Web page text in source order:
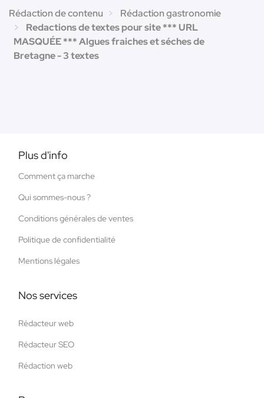
Rédaction de contenu
Rédaction gastronomie
Redactions de textes pour site *** URL
MASQUÉE *** Algues fraiches et séches de
Bretagne - 3 textes
Plus d'info
Comment ça marche
Qui sommes-nous ?
Conditions générales de ventes
Politique de confidentialité
Mentions légales
Nos services
Rédacteur web
Rédacteur SEO
Rédaction web